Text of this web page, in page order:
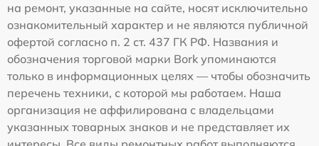
на ремонт, указанные на сайте, носят исключительно
ознакомительный характер и не являются публичной
офертой согласно п. 2 ст. 437 ГК РФ. Названия и
обозначения торговой марки Bork упоминаются
только в информационных целях — чтобы обозначить
перечень техники, с которой мы работаем. Наша
организация не аффилирована с владельцами
указанных товарных знаков и не представляет их